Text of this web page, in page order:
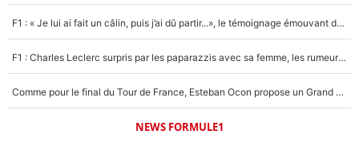
F1 : « Je lui ai fait un câlin, puis j’ai dû partir...», le témoignage émouvant de Max Verstappen sur sa fille
F1 : Charles Leclerc surpris par les paparazzis avec sa femme, les rumeurs étaient vraies !
Comme pour le final du Tour de France, Esteban Ocon propose un Grand Prix de Formule 1 à Paris : «Autour de l’Arc de Triomphe, ce serait génial» !
NEWS FORMULE1